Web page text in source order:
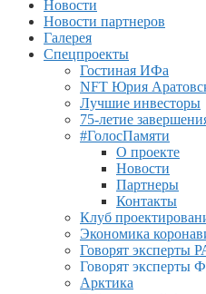
Новости
Новости партнеров
Галерея
Спецпроекты
Гостиная ИФа
NFT Юрия
Лучшие инвесторы
75-летие
#ГолосПамяти
О проекте
Новости
Партнеры
Контакты
Клуб
Экономика
Говорят эксперты
Говорят эксперты
Арктика